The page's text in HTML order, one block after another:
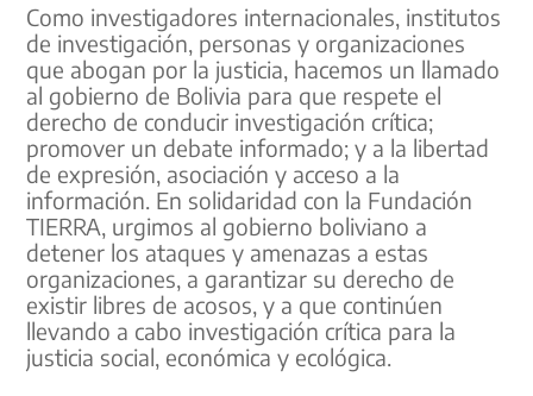
Como investigadores internacionales, institutos
de investigación, personas y organizaciones
que abogan por la justicia, hacemos un llamado
al gobierno de Bolivia para que respete el
derecho de conducir investigación crítica;
promover un debate informado; y a la libertad
de expresión, asociación y acceso a la
información. En solidaridad con la Fundación
TIERRA, urgimos al gobierno boliviano a
detener los ataques y amenazas a estas
organizaciones, a garantizar su derecho de
existir libres de acosos, y a que continúen
llevando a cabo investigación crítica para la
justicia social, económica y ecológica.